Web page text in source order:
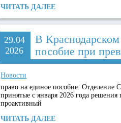
ЧИТАТЬ ДАЛЕЕ
29.04
2026
В
пособие при
Новости
право на единое пособие. Отделение
принятые с января 2026 года
проактивный
ЧИТАТЬ ДАЛЕЕ